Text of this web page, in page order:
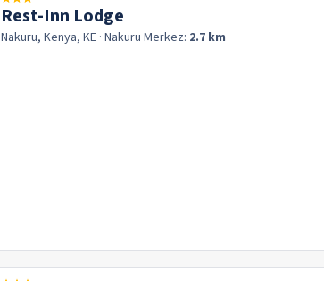
Rest-Inn Lodge
Nakuru, Kenya, KE · Nakuru Merkez: 2.7 km